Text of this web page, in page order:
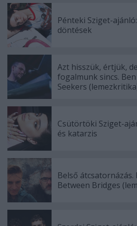
Pénteki Sziget-
döntések
Azt hisszük, értjük,
fogalmunk sincs.
Seekers
Csütörtöki Sziget-
és katarzis
Belső átcsatornázás.
Between Bridges